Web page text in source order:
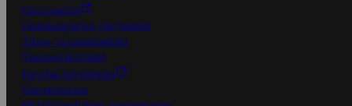
Oiva-raportit
Osuuskauppojen yhteystiedot
Tilaus- ja toimitusehdot
Tietosuojakäytäntö
Palvelun käyttöehdot
Saavutettavuus